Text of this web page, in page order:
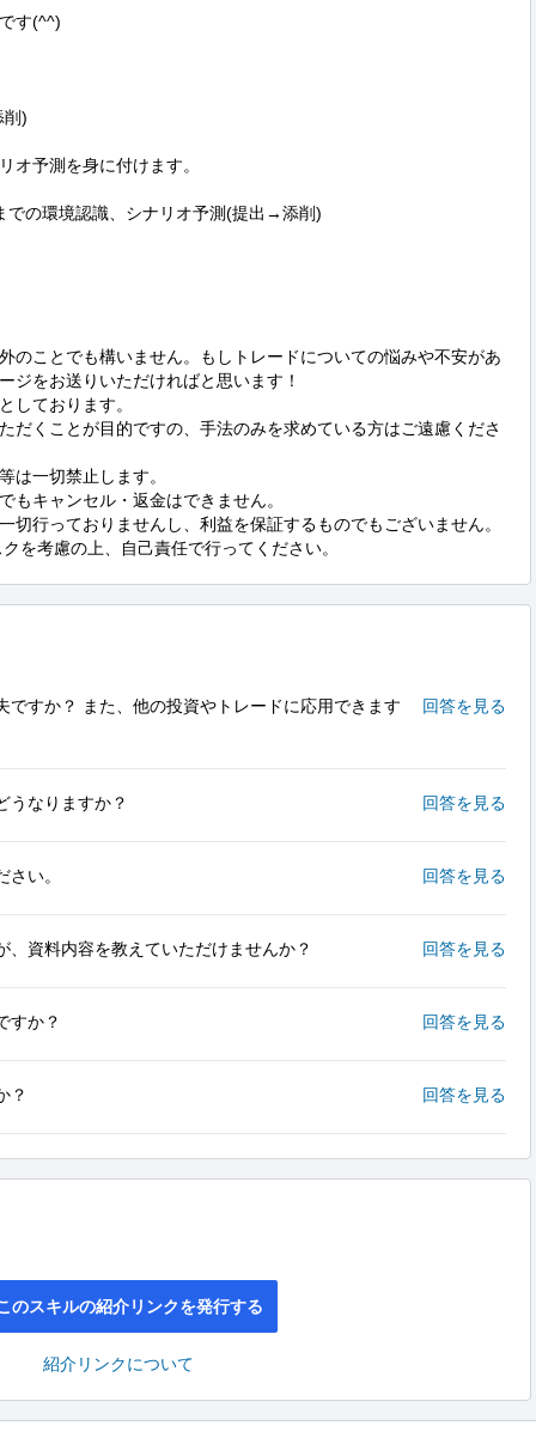
す(^^)
)
オ予測を身に付けます。
の環境認識、シナリオ予測(提出→添削)
のことでも構いません。もしトレードについての悩みや不安があ
ジをお送りいただければと思います！
しております。
くことが目的ですの、手法のみを求めている方はご遠慮くださ
は一切禁止します。
キャンセル・返金はできません。
行っておりませんし、利益を保証するものでもございません。
を考慮の上、自己責任で行ってください。
ですか？ また、他の投資やトレードに応用できます 回答を見る
うなりますか？ 回答を見る
い。 回答を見る
、資料内容を教えていただけませんか？ 回答を見る
すか？ 回答を見る
？ 回答を見る
のスキルの紹介リンクを発行する
紹介リンクについて